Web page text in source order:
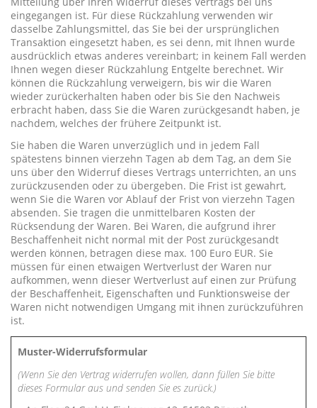
eingegangen ist. Für diese Rückzahlung verwenden wir
dasselbe Zahlungsmittel, das Sie bei der ursprünglichen
Transaktion eingesetzt haben, es sei denn, mit Ihnen wurde
ausdrücklich etwas anderes vereinbart; in keinem Fall werden
Ihnen wegen dieser Rückzahlung Entgelte berechnet. Wir
können die Rückzahlung verweigern, bis wir die Waren
wieder zurückerhalten haben oder bis Sie den Nachweis
erbracht haben, dass Sie die Waren zurückgesandt haben, je
nachdem, welches der frühere Zeitpunkt ist.
Sie haben die Waren unverzüglich und in jedem Fall
spätestens binnen vierzehn Tagen ab dem Tag, an dem Sie
uns über den Widerruf dieses Vertrags unterrichten, an uns
zurückzusenden oder zu übergeben. Die Frist ist gewahrt,
wenn Sie die Waren vor Ablauf der Frist von vierzehn Tagen
absenden. Sie tragen die unmittelbaren Kosten der
Rücksendung der Waren. Bei Waren, die aufgrund ihrer
Beschaffenheit nicht normal mit der Post zurückgesandt
werden können, betragen diese max. 100 Euro EUR. Sie
müssen für einen etwaigen Wertverlust der Waren nur
aufkommen, wenn dieser Wertverlust auf einen zur Prüfung
der Beschaffenheit, Eigenschaften und Funktionsweise der
Waren nicht notwendigen Umgang mit ihnen zurückzuführen
ist.
Muster-Widerrufsformular
(Wenn Sie den Vertrag widerrufen wollen, dann füllen Sie bitte
dieses Formular aus und senden Sie es zurück.)